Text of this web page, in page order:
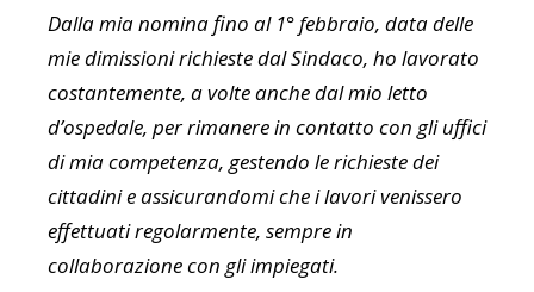
Dalla mia nomina fino al 1° febbraio, data delle
mie dimissioni richieste dal Sindaco, ho lavorato
costantemente, a volte anche dal mio letto
d’ospedale, per rimanere in contatto con gli uffici
di mia competenza, gestendo le richieste dei
cittadini e assicurandomi che i lavori venissero
effettuati regolarmente, sempre in
collaborazione con gli impiegati.